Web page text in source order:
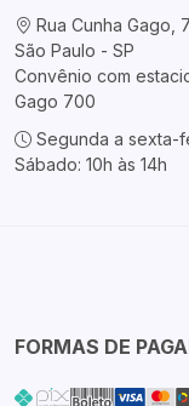
Rua Cunha Gago,
São Paulo - SP
Convênio com
Gago 700
Segunda a sexta-
Sábado: 10h às 14h
FORMAS DE